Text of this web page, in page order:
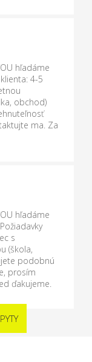
hľadáme
4-5
obchod)
ma. Za
hľadáme
s
(škola,
podobnú
prosím
ďakujeme.